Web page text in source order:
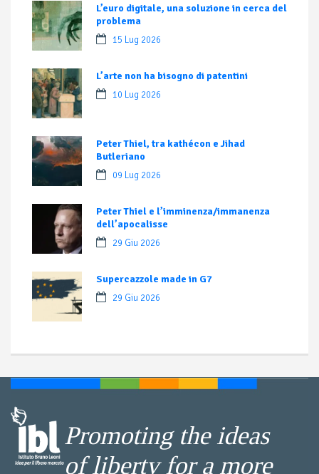
L’euro digitale, una soluzione in cerca del
problema
15 Lug 2026
L’arte non ha bisogno di patentini
10 Lug 2026
Peter Thiel, tra kathécon e Jihad
Butleriano
09 Lug 2026
Peter Thiel e l’imminenza/immanenza
dell’apocalisse
29 Giu 2026
Supercazzole made in G7
29 Giu 2026
Promoting the ideas
of liberty for a more